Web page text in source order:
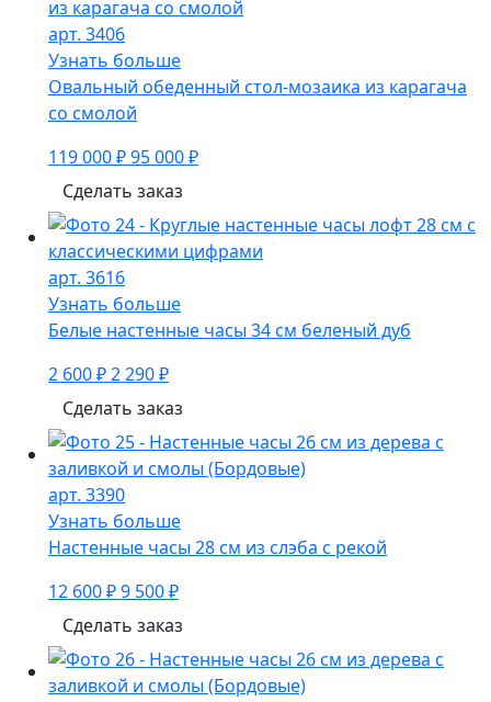
арт. 3406
Узнать больше
Овальный обеденный стол-мозаика из карагача
со смолой
119 000 ₽95 000 ₽
Сделать заказ
арт. 3616
Узнать больше
Белые настенные часы 34 см беленый дуб
2 600 ₽2 290 ₽
Сделать заказ
арт. 3390
Узнать больше
Настенные часы 28 см из слэба с рекой
12 600 ₽9 500 ₽
Сделать заказ